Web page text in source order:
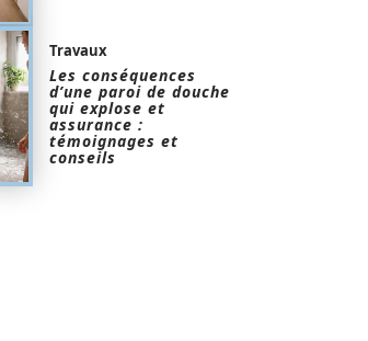
Travaux
Les conséquences
d’une paroi de douche
qui explose et
assurance :
témoignages et
conseils